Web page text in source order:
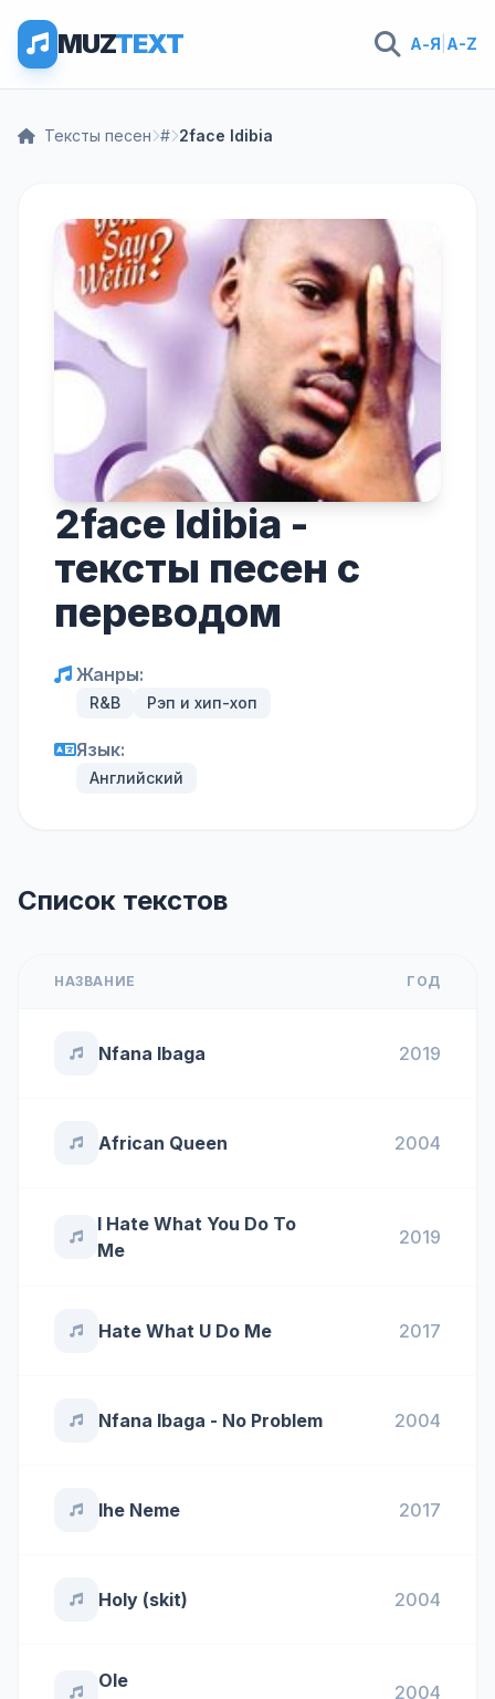
MUZTEXT А-Я A-Z
Тексты песен # 2face Idibia
2face Idibia -
тексты песен с
переводом
Жанры:
R&B Рэп и хип-хоп
Язык:
Английский
Список текстов
НАЗВАНИЕ ГОД
Nfana Ibaga 2019
African Queen 2004
I Hate What You Do To
Me
2019
Hate What U Do Me 2017
Nfana Ibaga - No Problem 2004
Ihe Neme 2017
Holy (skit) 2004
Ole
2004